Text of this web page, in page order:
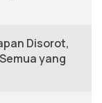
Disorot,
yang